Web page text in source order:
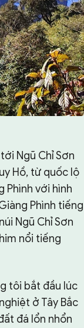
Ngũ Chỉ Sơn
Hồ, từ quốc lộ
Phình với hình
Phình tiếng
Ngũ Chỉ Sơn
nổi tiếng
tôi bắt đầu lúc
ở Tây Bắc
đá lổn nhổn